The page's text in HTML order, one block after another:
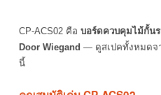
CP-ACS02 คือ บอร์ดควบคุมไม้กั้นร
Door Wiegand — ดูสเปคทั้งหมดจ
นี้